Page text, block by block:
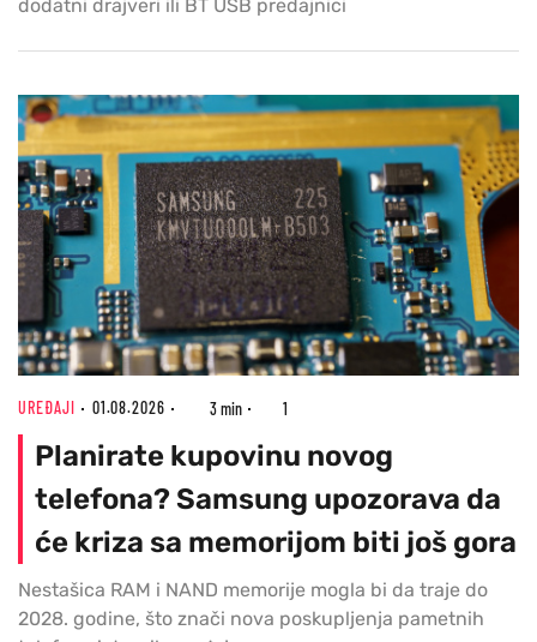
dodatni drajveri ili BT USB predajnici
UREĐAJI 01.08.2026 3 min 1
Planirate kupovinu novog
telefona? Samsung upozorava da
će kriza sa memorijom biti još gora
Nestašica RAM i NAND memorije mogla bi da traje do
2028. godine, što znači nova poskupljenja pametnih